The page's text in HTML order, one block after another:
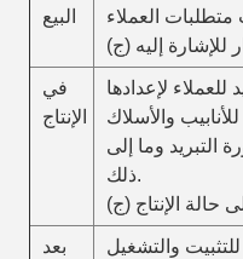
البيع
في
الإنتاج
والأسلاك
التبريد وما إلى
ذلك.
حالة الإنتاج
بعد
والتشغيل